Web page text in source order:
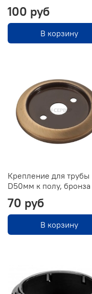
100 руб
В корзину
Крепление для трубы
D50мм к полу, бронза
70 руб
В корзину